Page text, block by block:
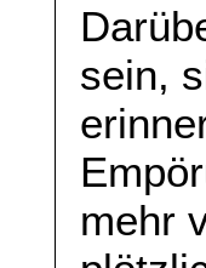
sein,
mehr